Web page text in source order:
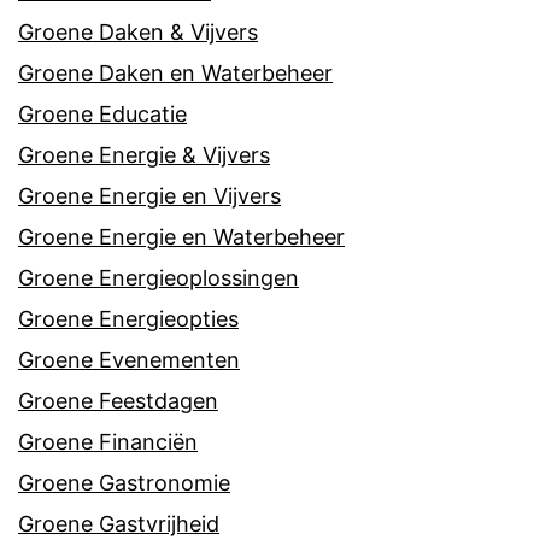
Groene Daken & Vijvers
Groene Daken en Waterbeheer
Groene Educatie
Groene Energie & Vijvers
Groene Energie en Vijvers
Groene Energie en Waterbeheer
Groene Energieoplossingen
Groene Energieopties
Groene Evenementen
Groene Feestdagen
Groene Financiën
Groene Gastronomie
Groene Gastvrijheid